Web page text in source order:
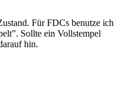
Für FDCs benutze ich
Sollte ein Vollstempel
hin.